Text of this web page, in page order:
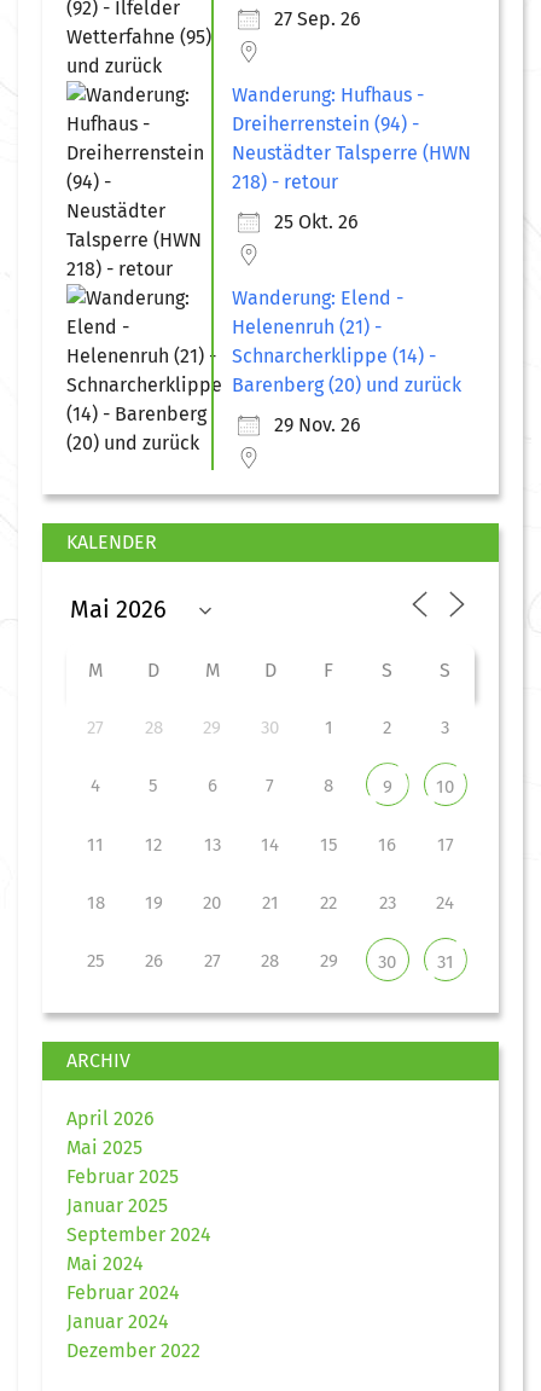
27 Sep. 26
Wanderung: Hufhaus -
Dreiherrenstein (94) -
Neustädter Talsperre (HWN
218) - retour
25 Okt. 26
Wanderung: Elend -
Helenenruh (21) -
Schnarcherklippe (14) -
Barenberg (20) und zurück
29 Nov. 26
KALENDER
M D M D F S S
27 28 29 30 1 2 3
4 5 6 7 8 9 10
11 12 13 14 15 16 17
18 19 20 21 22 23 24
25 26 27 28 29 30 31
ARCHIV
April 2026
Mai 2025
Februar 2025
Januar 2025
September 2024
Mai 2024
Februar 2024
Januar 2024
Dezember 2022